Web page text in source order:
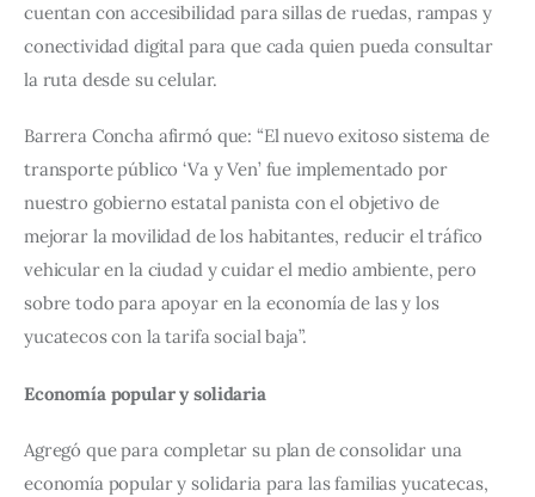
cuentan con accesibilidad para sillas de ruedas, rampas y
conectividad digital para que cada quien pueda consultar
la ruta desde su celular.
Barrera Concha afirmó que: “El nuevo exitoso sistema de
transporte público ‘Va y Ven’ fue implementado por
nuestro gobierno estatal panista con el objetivo de
mejorar la movilidad de los habitantes, reducir el tráfico
vehicular en la ciudad y cuidar el medio ambiente, pero
sobre todo para apoyar en la economía de las y los
yucatecos con la tarifa social baja”.
Economía popular y solidaria
Agregó que para completar su plan de consolidar una
economía popular y solidaria para las familias yucatecas,